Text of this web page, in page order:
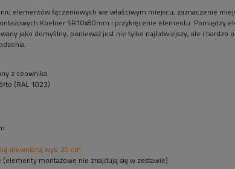
elementów łączeniowych we właściwym miejscu, zaznaczenie
Koelner SR10x80mm i przykręcenie elementu. Pomiędzy
jako domyślny, ponieważ jest nie tylko najłatwiejszy, ale i bardzo
z ceownika
(RAL 1023)
drewnianą wys. 20 cm
montażowe nie znajdują się w zestawie)